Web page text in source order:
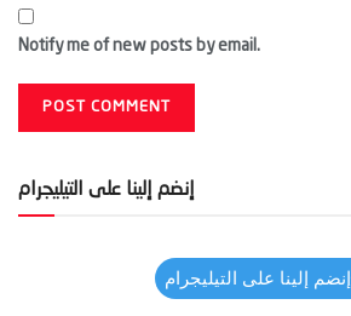
Notify me of new posts by email.
إنضم إلينا على التيليجرام
إنضم إلينا على التيليجرام